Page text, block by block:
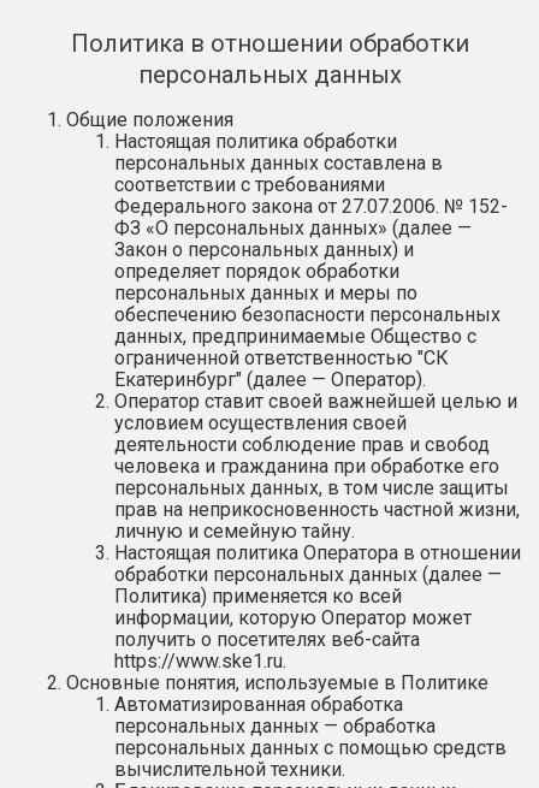
Защита должника
Банкротство граждан
Взыскание долгов
Защита сделки
Наследство
Политика в отношении обработки
персональных данных
Общие положения
Настоящая политика обработки
персональных данных составлена в
соответствии с требованиями
Федерального закона от 27.07.2006. № 152-
ФЗ «О персональных данных» (далее —
Закон о персональных данных) и
определяет порядок обработки
персональных данных и меры по
обеспечению безопасности персональных
данных, предпринимаемые Общество с
ограниченной ответственностью "СК
Екатеринбург" (далее — Оператор).
Оператор ставит своей важнейшей целью и
условием осуществления своей
деятельности соблюдение прав и свобод
человека и гражданина при обработке его
персональных данных, в том числе защиты
прав на неприкосновенность частной жизни,
личную и семейную тайну.
Настоящая политика Оператора в отношении
обработки персональных данных (далее —
Политика) применяется ко всей
информации, которую Оператор может
получить о посетителях веб-сайта
https://www.ske1.ru.
Основные понятия, используемые в Политике
Автоматизированная обработка
персональных данных — обработка
персональных данных с помощью средств
вычислительной техники.